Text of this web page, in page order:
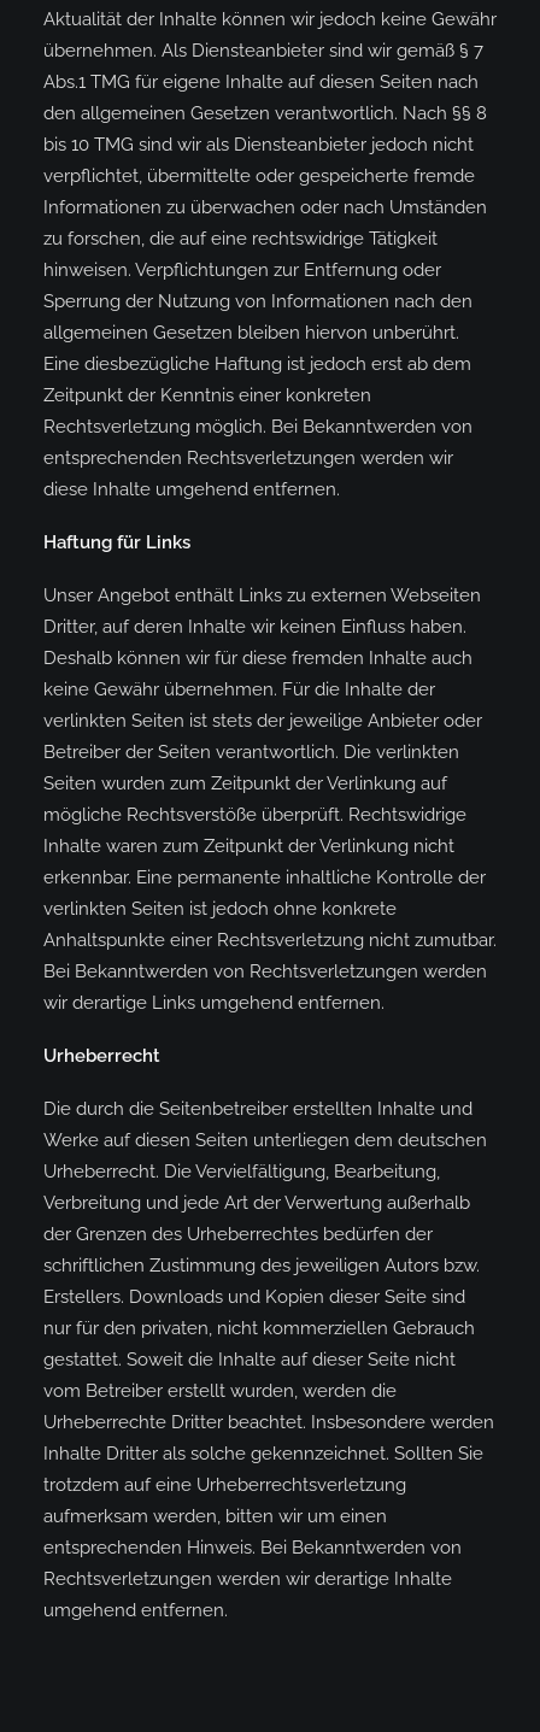
Aktualität der Inhalte können wir jedoch keine Gewähr
übernehmen. Als Diensteanbieter sind wir gemäß § 7
Abs.1 TMG für eigene Inhalte auf diesen Seiten nach
den allgemeinen Gesetzen verantwortlich. Nach §§ 8
bis 10 TMG sind wir als Diensteanbieter jedoch nicht
verpflichtet, übermittelte oder gespeicherte fremde
Informationen zu überwachen oder nach Umständen
zu forschen, die auf eine rechtswidrige Tätigkeit
hinweisen. Verpflichtungen zur Entfernung oder
Sperrung der Nutzung von Informationen nach den
allgemeinen Gesetzen bleiben hiervon unberührt.
Eine diesbezügliche Haftung ist jedoch erst ab dem
Zeitpunkt der Kenntnis einer konkreten
Rechtsverletzung möglich. Bei Bekanntwerden von
entsprechenden Rechtsverletzungen werden wir
diese Inhalte umgehend entfernen.
Haftung für Links
Unser Angebot enthält Links zu externen Webseiten
Dritter, auf deren Inhalte wir keinen Einfluss haben.
Deshalb können wir für diese fremden Inhalte auch
keine Gewähr übernehmen. Für die Inhalte der
verlinkten Seiten ist stets der jeweilige Anbieter oder
Betreiber der Seiten verantwortlich. Die verlinkten
Seiten wurden zum Zeitpunkt der Verlinkung auf
mögliche Rechtsverstöße überprüft. Rechtswidrige
Inhalte waren zum Zeitpunkt der Verlinkung nicht
erkennbar. Eine permanente inhaltliche Kontrolle der
verlinkten Seiten ist jedoch ohne konkrete
Anhaltspunkte einer Rechtsverletzung nicht zumutbar.
Bei Bekanntwerden von Rechtsverletzungen werden
wir derartige Links umgehend entfernen.
Urheberrecht
Die durch die Seitenbetreiber erstellten Inhalte und
Werke auf diesen Seiten unterliegen dem deutschen
Urheberrecht. Die Vervielfältigung, Bearbeitung,
Verbreitung und jede Art der Verwertung außerhalb
der Grenzen des Urheberrechtes bedürfen der
schriftlichen Zustimmung des jeweiligen Autors bzw.
Erstellers. Downloads und Kopien dieser Seite sind
nur für den privaten, nicht kommerziellen Gebrauch
gestattet. Soweit die Inhalte auf dieser Seite nicht
vom Betreiber erstellt wurden, werden die
Urheberrechte Dritter beachtet. Insbesondere werden
Inhalte Dritter als solche gekennzeichnet. Sollten Sie
trotzdem auf eine Urheberrechtsverletzung
aufmerksam werden, bitten wir um einen
entsprechenden Hinweis. Bei Bekanntwerden von
Rechtsverletzungen werden wir derartige Inhalte
umgehend entfernen.